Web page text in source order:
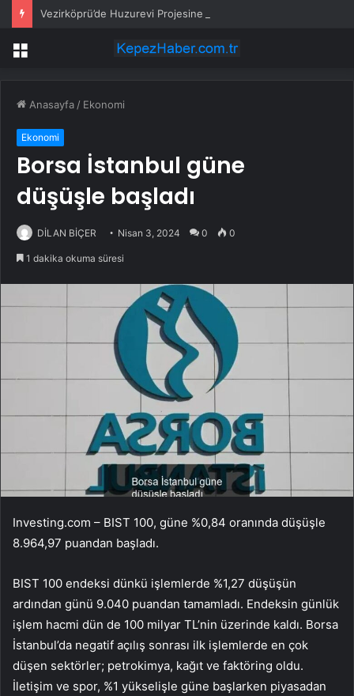
Vezirköprü’de Huzurevi Projesine 192 Milyon TL Destek
Menü
Anasayfa / Ekonomi
Ekonomi
Borsa İstanbul güne
düşüşle başladı
DİLAN BİÇER Nisan 3, 2024 0 0
1 dakika okuma süresi
Investing.com – BIST 100, güne %0,84 oranında düşüşle
8.964,97 puandan başladı.
BIST 100 endeksi dünkü işlemlerde %1,27 düşüşün
ardından günü 9.040 puandan tamamladı. Endeksin günlük
işlem hacmi dün de 100 milyar TL’nin üzerinde kaldı. Borsa
İstanbul’da negatif açılış sonrası ilk işlemlerde en çok
düşen sektörler; petrokimya, kağıt ve faktöring oldu.
İletişim ve spor, %1 yükselişle güne başlarken piyasadan